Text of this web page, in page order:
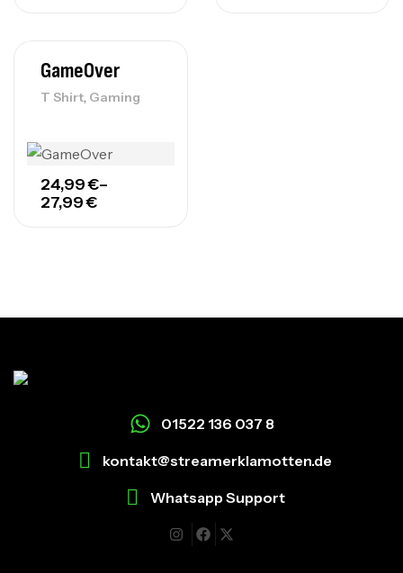
GameOver
T Shirt, Gaming
24,99€–
27,99€
01522 136 037 8
kontakt@streamerklamotten.de
Whatsapp Support